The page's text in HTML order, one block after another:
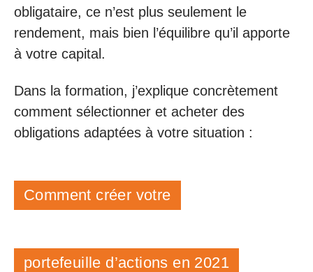
obligataire, ce n’est plus seulement le
rendement, mais bien l’équilibre qu’il apporte
à votre capital.
Dans la formation, j’explique concrètement
comment sélectionner et acheter des
obligations adaptées à votre situation :
Comment créer votre
portefeuille d’actions en 2021